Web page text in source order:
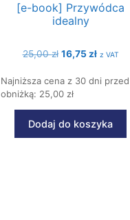
[e-book] Przywódca
idealny
25,00zł Pierwotna
wynosiła:
25,00 zł.
16,75złAktualna
wynosi:
z VAT
Najniższa cena z 30 dni przed
obniżką: 25,00 zł
Dodaj do koszyka